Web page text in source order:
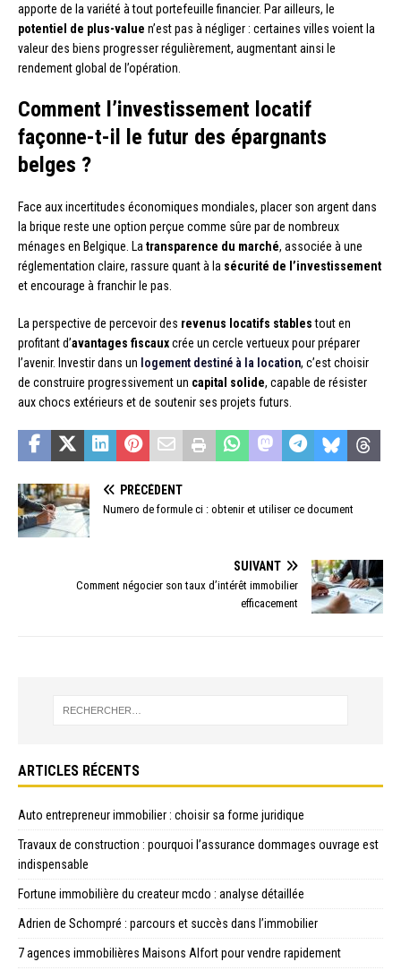
apporte de la variété à tout portefeuille financier. Par ailleurs, le
potentiel de plus-value n’est pas à négliger : certaines villes voient la
valeur des biens progresser régulièrement, augmentant ainsi le
rendement global de l’opération.
Comment l’investissement locatif
façonne-t-il le futur des épargnants
belges ?
Face aux incertitudes économiques mondiales, placer son argent dans
la brique reste une option perçue comme sûre par de nombreux
ménages en Belgique. La transparence du marché, associée à une
réglementation claire, rassure quant à la sécurité de l’investissement
et encourage à franchir le pas.
La perspective de percevoir des revenus locatifs stablestout en
profitant d’avantages fiscauxcrée un cercle vertueux pour préparer
l’avenir. Investir dans un logement destiné à la location, c’est choisir
de construire progressivement un capital solide, capable de résister
aux chocs extérieurs et de soutenir ses projets futurs.
PRÉCÉDENT
Numero de formule ci : obtenir et utiliser ce document
SUIVANT
Comment négocier son taux d’intérêt immobilier
efficacement
ARTICLES RÉCENTS
Auto entrepreneur immobilier : choisir sa forme juridique
Travaux de construction : pourquoi l’assurance dommages ouvrage est
indispensable
Fortune immobilière du createur mcdo : analyse détaillée
Adrien de Schompré : parcours et succès dans l’immobilier
7 agences immobilières Maisons Alfort pour vendre rapidement